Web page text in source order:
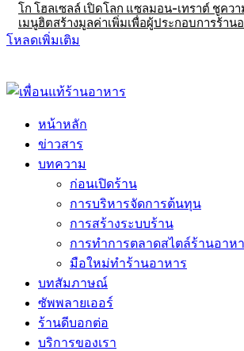
โก โฮลเซลล์ เปิดโลก แซลมอน-เทราต์ ชูคว
เมนูฮิตสร้างมูลค่าเพิ่มเพื่อผู้ประกอบการร้าน
โหลดเพิ่มเติม
หน้าหลัก
ข่าวสาร
บทความ
ก่อนเปิดร้าน
การบริหารจัดการต้นทุน
การสร้างระบบร้าน
การทำการตลาดสไตล์ร้านอาห
มือใหม่ทำร้านอาหาร
บทสัมภาษณ์
ซัพพลายเออร์
ร้านดีบอกต่อ
บริการของเรา